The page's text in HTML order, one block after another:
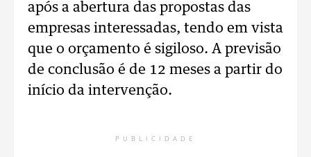
após a abertura das propostas das
empresas interessadas, tendo em vista
que o orçamento é sigiloso. A previsão
de conclusão é de 12 meses a partir do
início da intervenção.
PUBLICIDADE